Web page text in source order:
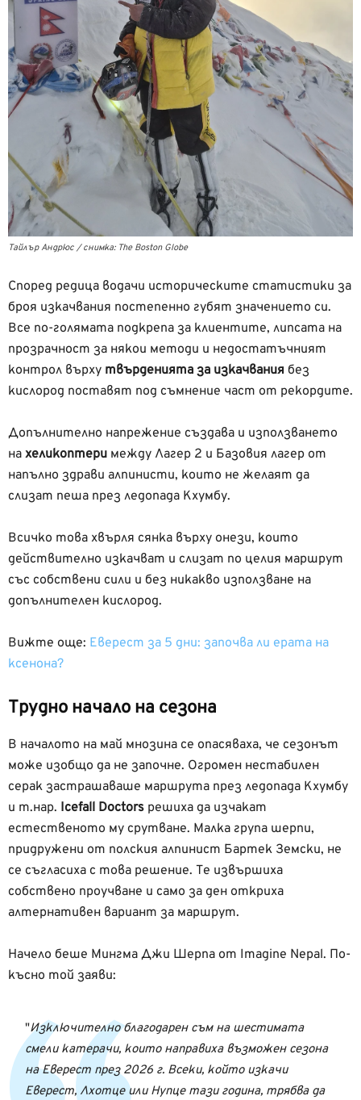
Тайлър Андрюс / снимка: The Boston Globe
Според редица водачи историческите статистики за
броя изкачвания постепенно губят значението си.
Все по-голямата подкрепа за клиентите, липсата на
прозрачност за някои методи и недостатъчният
контрол върху твърденията за изкачвания без
кислород поставят под съмнение част от рекордите.
Допълнително напрежение създава и използването
на хеликоптери между Лагер 2 и Базовия лагер от
напълно здрави алпинисти, които не желаят да
слизат пеша през ледопада Кхумбу.
Всичко това хвърля сянка върху онези, които
действително изкачват и слизат по целия маршрут
със собствени сили и без никакво използване на
допълнителен кислород.
Вижте още: Еверест за 5 дни: започва ли ерата на
ксенона?
Трудно начало на сезона
В началото на май мнозина се опасяваха, че сезонът
може изобщо да не започне. Огромен нестабилен
серак застрашаваше маршрута през ледопада Кхумбу
и т.нар. Icefall Doctors решиха да изчакат
естественото му срутване. Малка група шерпи,
придружени от полския алпинист Бартек Земски, не
се съгласиха с това решение. Те извършиха
собствено проучване и само за ден откриха
алтернативен вариант за маршрут.
Начело беше Мингма Джи Шерпа от Imagine Nepal. По-
късно той заяви:
Изключително благодарен съм на шестимата
смели катерачи, които направиха възможен сезона
на Еверест през 2026 г. Всеки, който изкачи
Еверест, Лхотце или Нупце тази година, трябва да